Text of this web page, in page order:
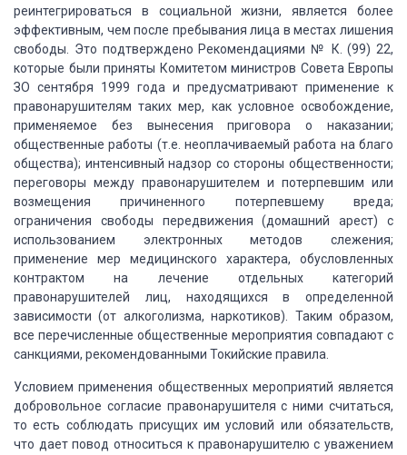
реинтегрироваться в социальной жизни, является более
эффективным, чем после пребывания лица в местах лишения
свободы.
Это подтверждено Рекомендациями № К. (99) 22,
которые были приняты Комитетом министров Совета Европы
ЗО сентября 1999 года и предусматривают применение к
правонарушителям таких мер, как условное освобождение,
применяемое без вынесения приговора о наказании;
общественные работы (т.е. неоплачиваемый работа на благо
общества); интенсивный надзор со стороны общественности;
переговоры между правонарушителем и потерпевшим или
возмещения причиненного потерпевшему вреда;
ограничения свободы передвижения (домашний арест) с
использованием электронных методов слежения;
применение мер медицинского характера, обусловленных
контрактом на лечение отдельных категорий
правонарушителей лиц, находящихся в определенной
зависимости (от алкоголизма, наркотиков). Таким образом,
все перечисленные общественные мероприятия совпадают с
санкциями, рекомендованными Токийские правила.
Условием применения общественных мероприятий является
добровольное согласие правонарушителя с ними считаться,
то есть соблюдать присущих им условий или обязательств,
что дает повод относиться к правонарушителю с уважением